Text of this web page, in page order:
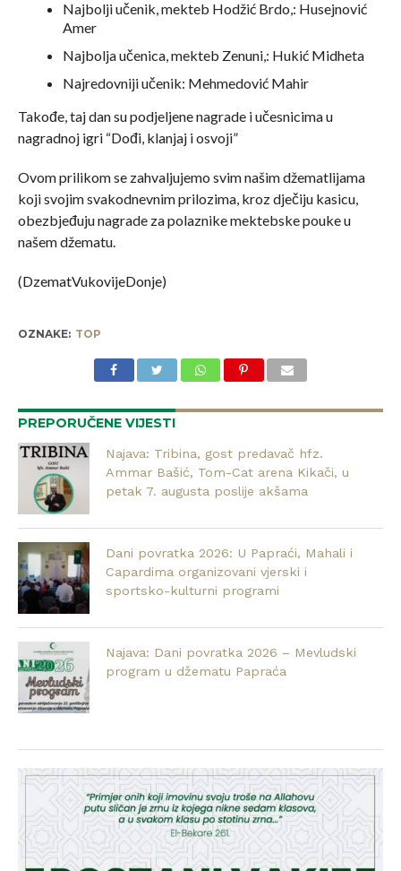
Najbolji učenik, mekteb Hodžić Brdo,: Husejnović
Amer
Najbolja učenica, mekteb Zenuni,: Hukić Midheta
Najredovniji učenik: Mehmedović Mahir
Takođe, taj dan su podjeljene nagrade i učesnicima u
nagradnoj igri “Dođi, klanjaj i osvoji”
Ovom prilikom se zahvaljujemo svim našim džematlijama
koji svojim svakodnevnim prilozima, kroz dječiju kasicu,
obezbjeđuju nagrade za polaznike mektebske pouke u
našem džematu.
(DzematVukovijeDonje)
OZNAKE: TOP
PREPORUČENE VIJESTI
Najava: Tribina, gost predavač hfz.
Ammar Bašić, Tom-Cat arena Kikači, u
petak 7. augusta poslije akšama
Dani povratka 2026: U Papraći, Mahali i
Capardima organizovani vjerski i
sportsko-kulturni programi
Najava: Dani povratka 2026 – Mevludski
program u džematu Papraća